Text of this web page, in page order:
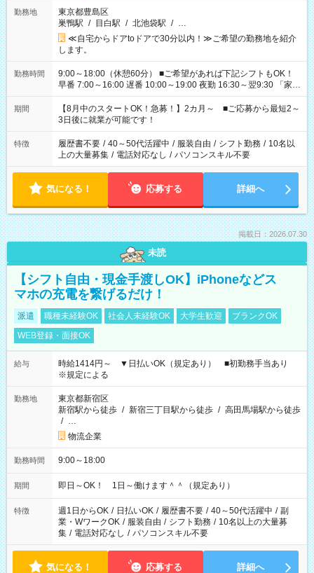
勤務地
東京都豊島区
巣鴨駅 / 目白駅 / 北池袋駅 / …
≪自宅からドアtoドアで30分以内！≫ご希望の勤務地を紹介
します。
勤務時間
9:00～18:00（休憩60分） ■ご希望があれば下記シフトもOK！
早番 7:00～16:00 遅番 10:00～19:00 夜勤 16:30～翌9:30 「家族
と休みを合わせたい」 「余裕を持って夕飯の準備がしたい」
「できれば残業はしたくない」 など、ご希望を教えてください
ね。 ※Wワーク希望の方へ 今ご覧のお仕事で希望する勤務時間
と、もう1つのお仕事の勤務時間。 合計で週40時間を超える場
合は応募できません。
期間
【8月中のスタートOK！急募！】2カ月～ ■ご応募から最短2～
3日後に就業が可能です！
特徴 履歴書不要 / 40～50代活躍中 / 服装自由 / シフト勤務 / 10名以
上の大量募集 / 電話対応なし / パソコンスキル不要
気になる！ 応募する 詳細へ
掲載日：2026.07.30
未読
【シフト自由・現金手渡しOK】iPhoneなどス
マホの充電を繋げるだけ！
派遣 職種未経験OK 社会人未経験OK 大学生歓迎
ブランクOK
WEB登録・面接OK
給与
時給1414円～ ▼日払いOK（規定あり） ■初勤務手当あり
※規定による
勤務地
東京都新宿区
新宿駅から徒歩 / 新宿三丁目駅から徒歩 / 高田馬場駅から徒歩
/ …
物流企業
勤務時間 9:00～18:00
期間 即日～OK！ 1日～働けます＾＾（規定あり）
特徴 週1日からOK / 日払いOK / 履歴書不要 / 40～50代活躍中 / 副
業・WワークOK / 服装自由 / シフト勤務 / 10名以上の大量募
集 / 電話対応なし / パソコンスキル不要
気になる！ 応募する 詳細へ